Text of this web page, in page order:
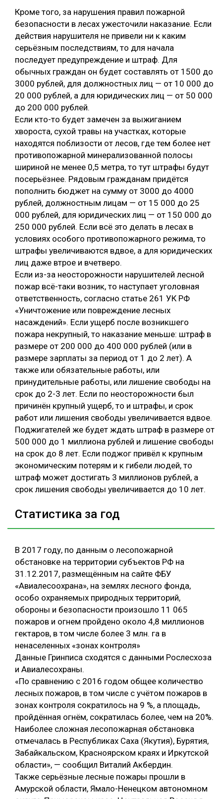
Кроме того, за нарушения правил пожарной
безопасности в лесах ужесточили наказание. Если
действия нарушителя не привели ни к каким
серьёзным последствиям, то для начала
последует предупреждение и штраф. Для
обычных граждан он будет составлять от 1500 до
3000 рублей, для должностных лиц — от 10 000 до
20 000 рублей, а для юридических лиц — от 50 000
до 200 000 рублей.
Если кто-то будет замечен за выжиганием
хвороста, сухой травы на участках, которые
находятся поблизости от лесов, где тем более нет
противопожарной минерализованной полосы
шириной не менее 0,5 метра, то тут штрафы будут
посерьёзнее. Рядовым гражданам придётся
пополнить бюджет на сумму от 3000 до 4000
рублей, должностным лицам — от 15 000 до 25
000 рублей, для юридических лиц — от 150 000 до
250 000 рублей. Если всё это делать в лесах в
условиях особого противопожарного режима, то
штрафы увеличиваются вдвое, а для юридических
лиц даже втрое и вчетверо.
Если из-за неосторожности нарушителей лесной
пожар всё-таки возник, то наступает уголовная
ответственность, согласно статье 261 УК РФ
«Уничтожение или повреждение лесных
насаждений». Если ущерб после возникшего
пожара некрупный, то наказание меньше: штраф в
размере от 200 000 до 400 000 рублей (или в
размере зарплаты за период от 1 до 2 лет). А
также или обязательные работы, или
принудительные работы, или лишение свободы на
срок до 2-3 лет. Если по неосторожности был
причинён крупный ущерб, то и штрафы, и срок
работ или лишения свободы увеличивается вдвое.
Поджигателей же будет ждать штраф в размере от
500 000 до 1 миллиона рублей и лишение свободы
на срок до 8 лет. Если поджог привёл к крупным
экономическим потерям и к гибели людей, то
штраф может достигать 3 миллионов рублей, а
срок лишения свободы увеличивается до 10 лет.
Статистика за год
В 2017 году, по данным о лесопожарной
обстановке на территории субъектов РФ на
31.12.2017, размещённым на сайте ФБУ
«Авиалесоохрана», на землях лесного фонда,
особо охраняемых природных территорий,
обороны и безопасности произошло 11 065
пожаров и огнем пройдено около 4,8 миллионов
гектаров, в том числе более 3 млн. га в
ненаселенных «зонах контроля»
Данные Гринписа сходятся с данными Рослесхоза
и Авиалесохраны.
«По сравнению с 2016 годом общее количество
лесных пожаров, в том числе с учётом пожаров в
зонах контроля сократилось на 9 %, а площадь,
пройдённая огнём, сократилась более, чем на 20%.
Наиболее сложная лесопожарная обстановка
отмечалась в Республиках Саха (Якутия), Бурятия,
Забайкальском, Красноярском краях и Иркутской
области», — сообщил Виталий Акбердин.
Также серьёзные лесные пожары прошли в
Амурской области, Ямало-Ненецком автономном